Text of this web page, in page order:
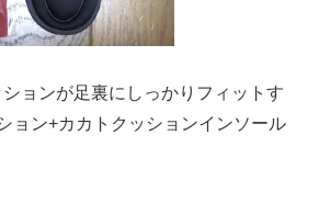
ョンが足裏にしっかりフィットす
ョン+カカトクッションインソール